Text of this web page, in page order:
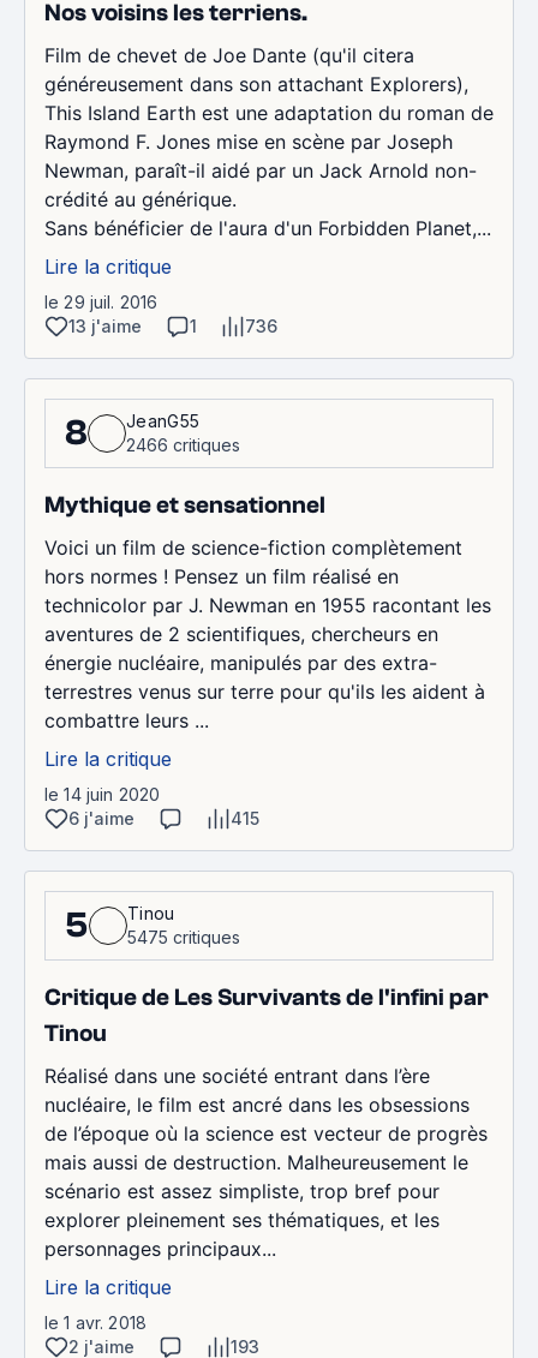
Nos voisins les terriens.
Film de chevet de Joe Dante (qu'il citera
généreusement dans son attachant Explorers),
This Island Earth est une adaptation du roman de
Raymond F. Jones mise en scène par Joseph
Newman, paraît-il aidé par un Jack Arnold non-
crédité au générique.
Sans bénéficier de l'aura d'un Forbidden Planet,...
Lire la critique
le 29 juil. 2016
13 j'aime
1 736
8
JeanG55
2466 critiques
Mythique et sensationnel
Voici un film de science-fiction complètement
hors normes ! Pensez un film réalisé en
technicolor par J. Newman en 1955 racontant les
aventures de 2 scientifiques, chercheurs en
énergie nucléaire, manipulés par des extra-
terrestres venus sur terre pour qu'ils les aident à
combattre leurs ...
Lire la critique
le 14 juin 2020
6 j'aime
415
5
Tinou
5475 critiques
Critique de Les Survivants de l'infini par
Tinou
Réalisé dans une société entrant dans l’ère
nucléaire, le film est ancré dans les obsessions
de l’époque où la science est vecteur de progrès
mais aussi de destruction. Malheureusement le
scénario est assez simpliste, trop bref pour
explorer pleinement ses thématiques, et les
personnages principaux...
Lire la critique
le 1 avr. 2018
2 j'aime
193